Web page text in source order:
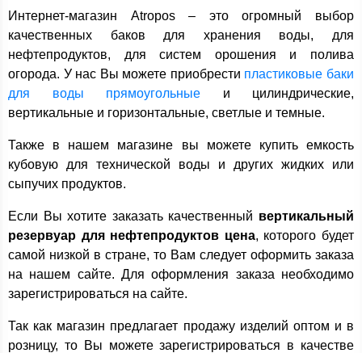
Интернет-магазин Atropos – это огромный выбор
качественных баков для хранения воды, для
нефтепродуктов, для систем орошения и полива
огорода. У нас Вы можете приобрести пластиковые баки
для воды прямоугольные и цилиндрические,
вертикальные и горизонтальные, светлые и темные.
Также в нашем магазине вы можете купить емкость
кубовую для технической воды и других жидких или
сыпучих продуктов.
Если Вы хотите заказать качественный вертикальный
резервуар для нефтепродуктов цена, которого будет
самой низкой в стране, то Вам следует оформить заказа
на нашем сайте. Для оформления заказа необходимо
зарегистрироваться на сайте.
Так как магазин предлагает продажу изделий оптом и в
розницу, то Вы можете зарегистрироваться в качестве